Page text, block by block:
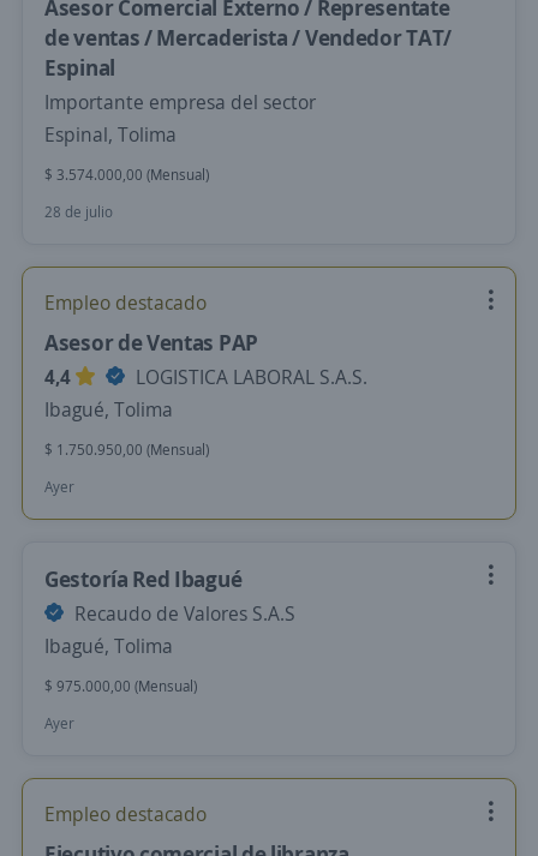
Asesor Comercial Externo / Representate
de ventas / Mercaderista / Vendedor TAT/
Espinal
Importante empresa del sector
Espinal, Tolima
$ 3.574.000,00 (Mensual)
28 de julio
Empleo destacado
Asesor de Ventas PAP
4,4
LOGISTICA LABORAL S.A.S.
Ibagué, Tolima
$ 1.750.950,00 (Mensual)
Ayer
Gestoría Red Ibagué
Recaudo de Valores S.A.S
Ibagué, Tolima
$ 975.000,00 (Mensual)
Ayer
Empleo destacado